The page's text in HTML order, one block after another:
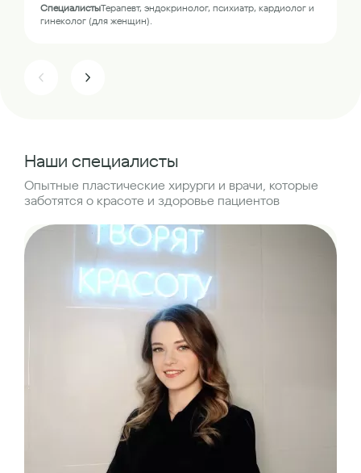
СпециалистыТерапевт, эндокринолог, психиатр, кардиолог и
гинеколог (для женщин).
Наши специалисты
Опытные пластические хирурги и врачи, которые
заботятся о красоте и здоровье пациентов